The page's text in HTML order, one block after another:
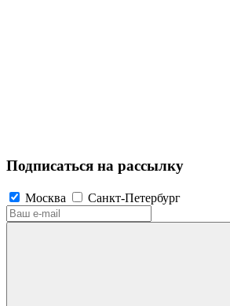
Подписаться на рассылку
Москва Санкт-Петербург